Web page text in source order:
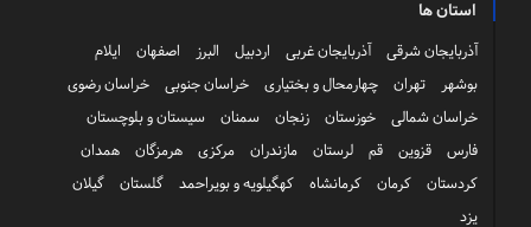
استان ها
آذربایجان شرقی آذربایجان غربی اردبیل البرز اصفهان
ایلام
بوشهر
تهران چهارمحال و بختیاری خراسان جنوبی
خراسان رضوی
خراسان شمالی
خوزستان زنجان سمنان
سیستان و بلوچستان
فارس
قزوین قم لرستان مازندران مرکزی هرمزگان
همدان
کردستان
کرمان کرمانشاه کهگیلویه و بویراحمد گلستان
گیلان
یزد